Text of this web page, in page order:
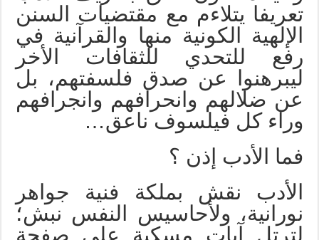
تعريفا يتلاءم مع مقتضيات السنن
الإلهية الكونية منها والقرآنية في
رفع للتحدي للثقافات الأخر
ليبرهنوا عن صدق فلسفتهم، بل
عن ضلالهم وانحرافهم وانجرافهم
وراء كل فيلسوف ناعق…
فما الأدب إذن ؟
الأدب نقش بملكة فنية جواهر
نورانية، ولأحاسيس النفس نبش؛
لترتل آيات مسكية على صفحة